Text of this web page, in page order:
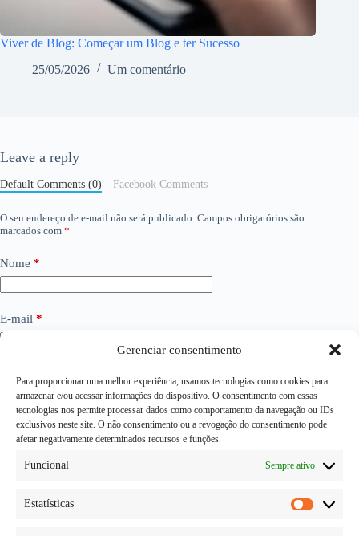
Gerenciar consentimento
Para proporcionar uma melhor experiência, usamos tecnologias como cookies para
armazenar e/ou acessar informações do dispositivo. O consentimento com essas
tecnologias nos permite processar dados como comportamento da navegação ou IDs
exclusivos neste site. O não consentimento ou a revogação do consentimento pode
afetar negativamente determinados recursos e funções.
Funcional Sempre ativo
Estatísticas
Viver de Blog: Começar um Blog e ter Sucesso
25/05/2026
Um comentário
Leave a reply
Default Comments (0) Facebook Comments
O seu endereço de e-mail não será publicado. Campos obrigatórios são
marcados com *
Nome *
E-mail *
Site
Adicionar comentário*